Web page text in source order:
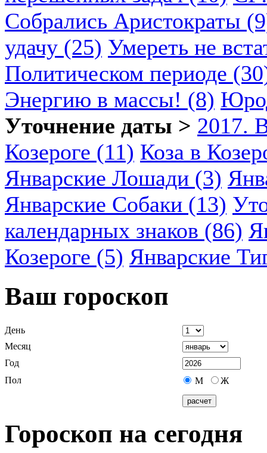
Собрались Аристократы
удачу (25) Умереть не
Политическом периоде
Энергию в массы! (8)
Уточнение даты > 2017.
Козероге (11) Коза в
Январские Лошади (3)
Январские Собаки (13)
календарных знаков (86)
Козероге (5) Январские
Ваш гороскоп
День
Месяц
Год
Пол
М Ж
Гороскоп на сегодня